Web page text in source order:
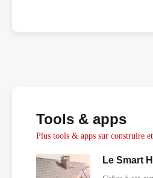
Tools & apps
Plus tools & apps sur construire
Le Smart